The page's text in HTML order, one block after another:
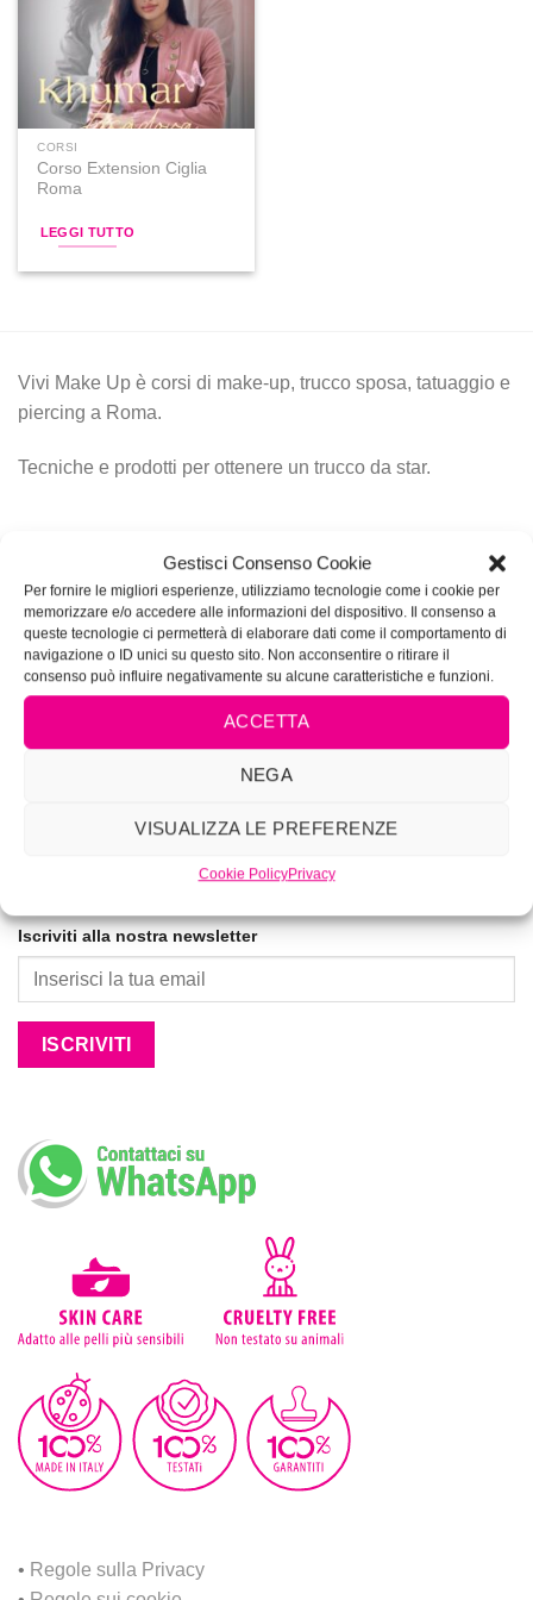
Gestisci Consenso Cookie
Per fornire le migliori esperienze, utilizziamo tecnologie come i cookie per
memorizzare e/o accedere alle informazioni del dispositivo. Il consenso a
queste tecnologie ci permetterà di elaborare dati come il comportamento di
navigazione o ID unici su questo sito. Non acconsentire o ritirare il
consenso può influire negativamente su alcune caratteristiche e funzioni.
ACCETTA
NEGA
VISUALIZZA LE PREFERENZE
Cookie PolicyPrivacy
alla lista
dei
desideri
CORSI
Corso Extension Ciglia
Roma
LEGGI TUTTO
Vivi Make Up è corsi di make-up, trucco sposa, tatuaggio e
piercing a Roma.
Tecniche e prodotti per ottenere un trucco da star.
Corsi di tatuaggio e piercing autorizzati dalla Regione
Lazio Determinazione N.G04285
La prima Academy per lookmakers dal 1996
Iscriviti alla nostra newsletter
• Regole sulla Privacy